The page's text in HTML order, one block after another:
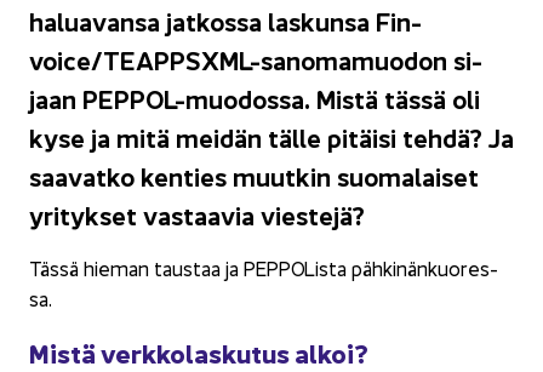
ha­lua­van­sa jat­kos­sa las­kun­sa Fin­
voice/TEAPPSXML-​sanomamuodon si­
jaan PEPPOL-​muodossa. Mistä tässä oli
kyse ja mitä mei­dän tälle pi­täi­si tehdä? Ja
saa­vat­ko ken­ties muut­kin suo­ma­lai­set
yri­tyk­set vas­taa­via vies­te­jä?
Tässä hie­man taus­taa ja PEP­PO­Lis­ta päh­ki­nän­kuo­res­
sa.
Mistä verk­ko­las­ku­tus alkoi?